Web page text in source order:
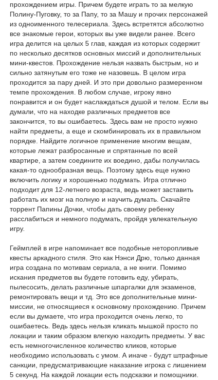
прохождением игры. Причем будете играть то за мелкую
Полину-Пуговку, то за Папу, то за Машу и прочих персонажей
из одноименного телесериала. Здесь встретятся абсолютно
все знакомые герои, которых вы уже видели ранее. Всего
игра делится на целых 5 глав, каждая из которых содержит
по несколько десятков основных миссий и дополнительных
мини-квестов. Прохождение нельзя назвать быстрым, но и
сильно затянутым его тоже не назовешь. В целом игра
проходится за пару дней. И это при довольно размеренном
темпе прохождения. В любом случае, игроку явно
понравится и он будет наслаждаться душой и телом. Если вы
думали, что на находке различных предметов все
закончится, то вы ошибаетесь. Здесь вам не просто нужно
найти предметы, а еще и скомбинировать их в правильном
порядке. Найдите логичное применение многим вещам,
которые лежат разбросанные и спрятанные по всей
квартире, а затем соедините их воедино, дабы получилась
какая-то однообразная вещь. Поэтому здесь еще нужно
включить логику и хорошенько подумать. Игра отлично
подходит для 12-летнего возраста, ведь может заставить
работать их мозг на полную и научить думать. Скачайте
торрент Папины Дочки, чтобы дать своему ребенку
расслабиться и немного подумать, пройдя увлекательную
игру.
Геймплей в игре напоминает все подобные неторопливые
квесты аркадного стиля. Это как Нэнси Дрю, только данная
игра создана по мотивам сериала, а не книги. Помимо
искания предметов вы будете готовить еду, убирать,
пылесосить, делать различные шпаргалки для экзаменов,
ремонтировать вещи и тд. Это все дополнительные мини-
миссии, не относящиеся к основному прохождению. Причем
если вы думаете, что игра проходится очень легко, то
ошибаетесь. Ведь здесь нельзя кликать мышкой просто по
локации и таким образом влегкую находить предметы. У вас
есть немногочисленное количество кликов, которые
необходимо использовать с умом. А иначе - будут штрафные
санкции, предусматривающие наказание игрока с лишением
5 секунд. На каждой локации есть подсказки и помощники.